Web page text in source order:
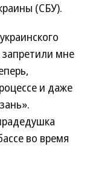
(СБУ).
мне
и даже
во время